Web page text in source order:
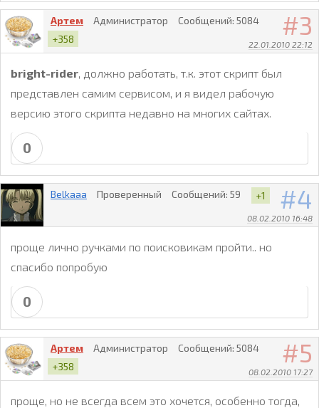
3
22.01.2010 22:12
Артем Администратор Сообщений: 5084
+358
bright-rider, должно работать, т.к. этот скрипт был
представлен самим сервисом, и я видел рабочую
версию этого скрипта недавно на многих сайтах.
0
4
08.02.2010 16:48
Belkaaa Проверенный Сообщений: 59 +1
проще лично ручками по поисковикам пройти.. но
спасибо попробую
0
5
08.02.2010 17:27
Артем Администратор Сообщений: 5084
+358
проще, но не всегда всем это хочется, особенно тогда,